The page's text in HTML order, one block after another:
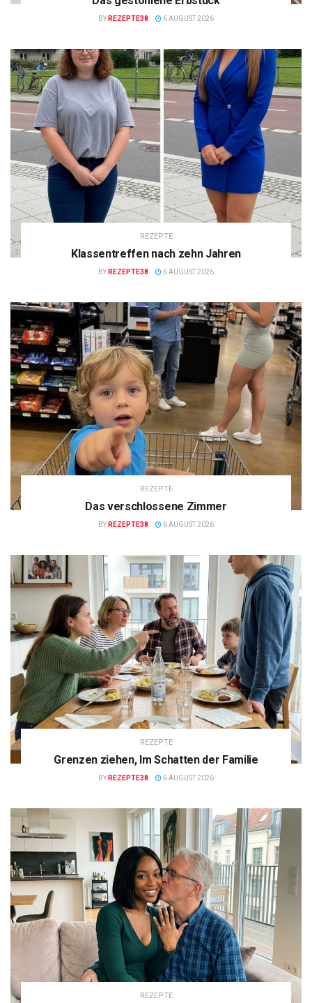
BY REZEPTE38 6 AUGUST 2026
REZEPTE
Klassentreffen nach zehn Jahren
BY REZEPTE38 6 AUGUST 2026
REZEPTE
Das verschlossene Zimmer
BY REZEPTE38 6 AUGUST 2026
REZEPTE
Grenzen ziehen, Im Schatten der Familie
BY REZEPTE38 6 AUGUST 2026
REZEPTE